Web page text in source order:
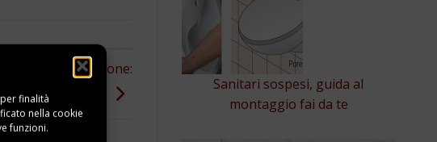
finalità
nella cookie
funzioni.
pentola a pressione:
e risparmio
Sanitari sospesi, guida al
montaggio fai da te